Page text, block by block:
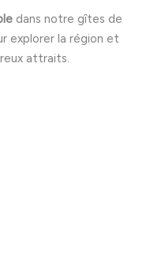
dans notre gîtes de
explorer la région et
attraits.